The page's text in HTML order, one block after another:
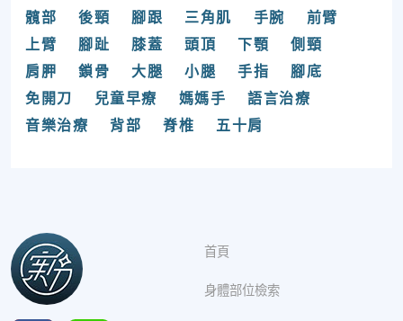
髖部
後頸 腳跟 三角肌 手腕
前臂
上臂
腳趾 膝蓋 頭頂 下顎
側頸
肩胛
鎖骨 大腿 小腿 手指
腳底
免開刀
兒童早療 媽媽手
語言治療
音樂治療
背部 脊椎 五十肩
首頁
身體部位檢索